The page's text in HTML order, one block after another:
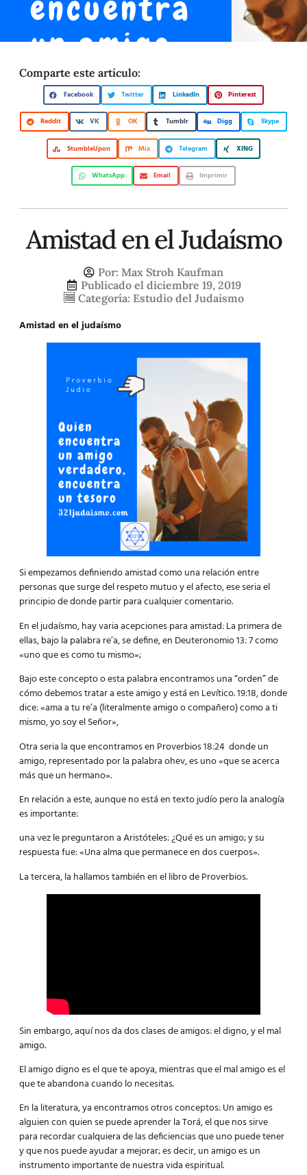
Comparte este artículo:
Facebook Twitter LinkedIn Pinterest
Reddit VK OK Tumblr Digg Skype
StumbleUpon Mix Telegram XING
WhatsApp Email Imprimir
Amistad en el Judaísmo
Por: Max Stroh Kaufman
Publicado el diciembre 19, 2019
Categoría: Estudio del Judaismo
Amistad en el judaísmo
Si empezamos definiendo amistad como una relación entre
personas que surge del respeto mutuo y el afecto, ese seria el
principio de donde partir para cualquier comentario.
En el judaísmo, hay varia acepciones para amistad: La primera de
ellas, bajo la palabra re’a, se define, en Deuteronomio 13: 7 como
«uno que es como tu mismo»;
Bajo este concepto o esta palabra encontramos una “orden” de
cómo debemos tratar a este amigo y está en Levítico. 19:18, donde
dice: «ama a tu re’a (literalmente amigo o compañero) como a ti
mismo, yo soy el Señor»,
Otra seria la que encontramos en Proverbios 18:24 donde un
amigo, representado por la palabra ohev, es uno «que se acerca
más que un hermano».
En relación a este, aunque no está en texto judío pero la analogía
es importante:
una vez le preguntaron a Aristóteles: ¿Qué es un amigo; y su
respuesta fue: «Una alma que permanece en dos cuerpos».
La tercera, la hallamos también en el libro de Proverbios.
Sin embargo, aquí nos da dos clases de amigos: el digno, y el mal
amigo.
El amigo digno es el que te apoya, mientras que el mal amigo es el
que te abandona cuando lo necesitas.
En la literatura, ya encontramos otros conceptos: Un amigo es
alguien con quien se puede aprender la Torá, el que nos sirve
para recordar cualquiera de las deficiencias que uno puede tener
y que nos puede ayudar a mejorar; es decir, un amigo es un
instrumento importante de nuestra vida espiritual.